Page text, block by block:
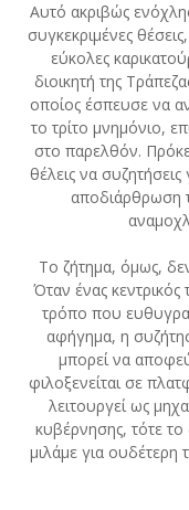
Αυτό ακριβώς
συγκεκριμένες
εύκολες
διοικητή της
οποίος έσπευσε να
το τρίτο μνημόνιο,
στο παρελθόν.
θέλεις να συζητήσεις
αποδιάρθρωση
Το ζήτημα, όμως, δεν
Όταν ένας κεντρικός
τρόπο που
αφήγημα, η
μπορεί να
φιλοξενείται σε
λειτουργεί ως
κυβέρνησης, τότε το
μιλάμε για ουδέτερη